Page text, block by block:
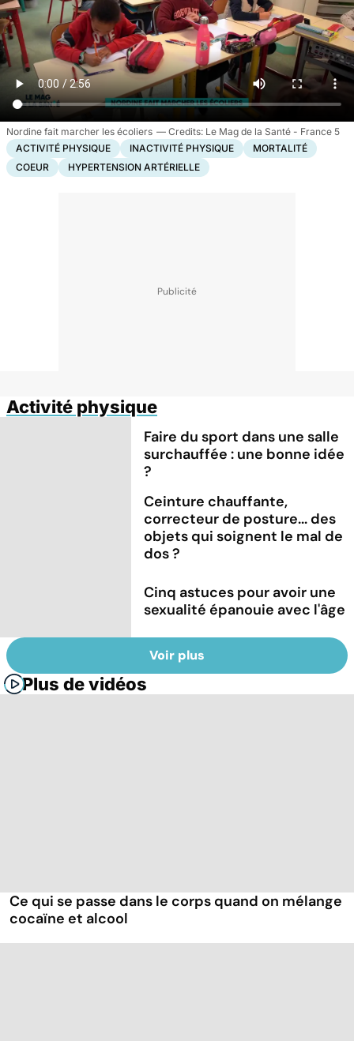
Nordine fait marcher les écoliers
Le Mag de la Santé - France 5
ACTIVITÉ PHYSIQUE
INACTIVITÉ PHYSIQUE
MORTALITÉ
COEUR
HYPERTENSION ARTÉRIELLE
Activité physique
Faire du sport dans une salle
surchauffée : une bonne idée
?
Ceinture chauffante,
correcteur de posture... des
objets qui soignent le mal de
dos ?
Cinq astuces pour avoir une
sexualité épanouie avec l'âge
Voir plus
Plus de vidéos
Ce qui se passe dans le corps quand on mélange
cocaïne et alcool